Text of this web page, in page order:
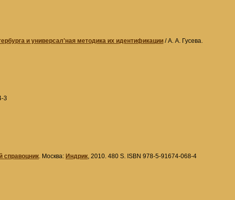
и универсал'ная методика их идентификации / А. А. Гусева.
3
справоцник . Москва: Индрик , 2010. 480 S. ISBN 978-5-91674-068-4